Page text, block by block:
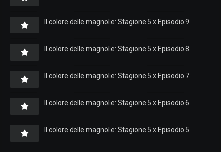
Il colore delle magnolie: Stagione 5 x Episodio 9
Il colore delle magnolie: Stagione 5 x Episodio 8
Il colore delle magnolie: Stagione 5 x Episodio 7
Il colore delle magnolie: Stagione 5 x Episodio 6
Il colore delle magnolie: Stagione 5 x Episodio 5